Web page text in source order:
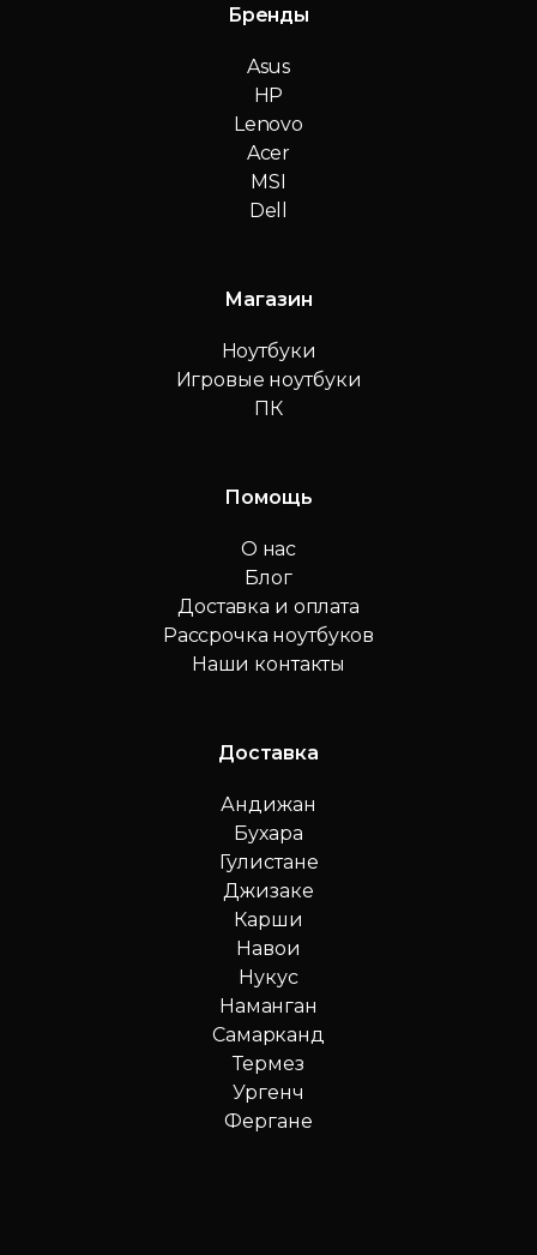
Бренды
Asus
HP
Lenovo
Acer
MSI
Dell
Магазин
Ноутбуки
Игровые ноутбуки
ПК
Помощь
О нас
Блог
Доставка и оплата
Рассрочка ноутбуков
Наши контакты
Доставка
Андижан
Бухара
Гулистане
Джизаке
Карши
Навои
Нукус
Наманган
Самарканд
Термез
Ургенч
Фергане